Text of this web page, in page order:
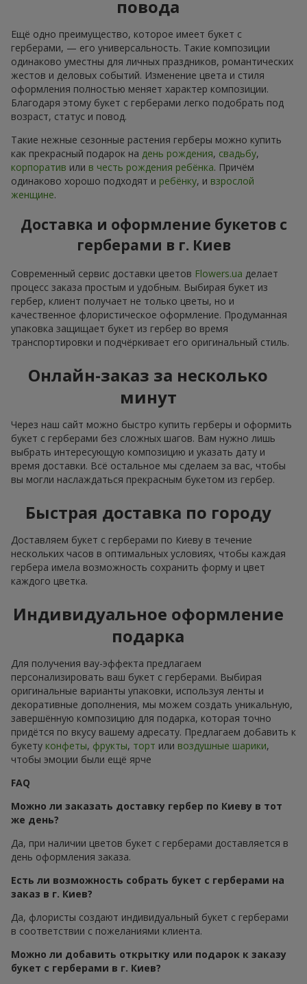
повода
Ещё одно преимущество, которое имеет букет с
герберами, — его универсальность. Такие композиции
одинаково уместны для личных праздников, романтических
жестов и деловых событий. Изменение цвета и стиля
оформления полностью меняет характер композиции.
Благодаря этому букет с герберами легко подобрать под
возраст, статус и повод.
Такие нежные сезонные растения герберы можно купить
как прекрасный подарок на день рождения, свадьбу,
корпоратив или в честь рождения ребёнка. Причём
одинаково хорошо подходят и ребёнку, и взрослой
женщине.
Доставка и оформление букетов с
герберами в г. Киев
Современный сервис доставки цветов Flowers.ua делает
процесс заказа простым и удобным. Выбирая букет из
гербер, клиент получает не только цветы, но и
качественное флористическое оформление. Продуманная
упаковка защищает букет из гербер во время
транспортировки и подчёркивает его оригинальный стиль.
Онлайн-заказ за несколько
минут
Через наш сайт можно быстро купить герберы и оформить
букет с герберами без сложных шагов. Вам нужно лишь
выбрать интересующую композицию и указать дату и
время доставки. Всё остальное мы сделаем за вас, чтобы
вы могли наслаждаться прекрасным букетом из гербер.
Быстрая доставка по городу
Доставляем букет с герберами по Киеву в течение
нескольких часов в оптимальных условиях, чтобы каждая
гербера имела возможность сохранить форму и цвет
каждого цветка.
Индивидуальное оформление
подарка
Для получения вау-эффекта предлагаем
персонализировать ваш букет с герберами. Выбирая
оригинальные варианты упаковки, используя ленты и
декоративные дополнения, мы можем создать уникальную,
завершённую композицию для подарка, которая точно
придётся по вкусу вашему адресату. Предлагаем добавить к
букету конфеты, фрукты, торт или воздушные шарики,
чтобы эмоции были ещё ярче
FAQ
Можно ли заказать доставку гербер по Киеву в тот
же день?
Да, при наличии цветов букет с герберами доставляется в
день оформления заказа.
Есть ли возможность собрать букет с герберами на
заказ в г. Киев?
Да, флористы создают индивидуальный букет с герберами
в соответствии с пожеланиями клиента.
Можно ли добавить открытку или подарок к заказу
букет с герберами в г. Киев?